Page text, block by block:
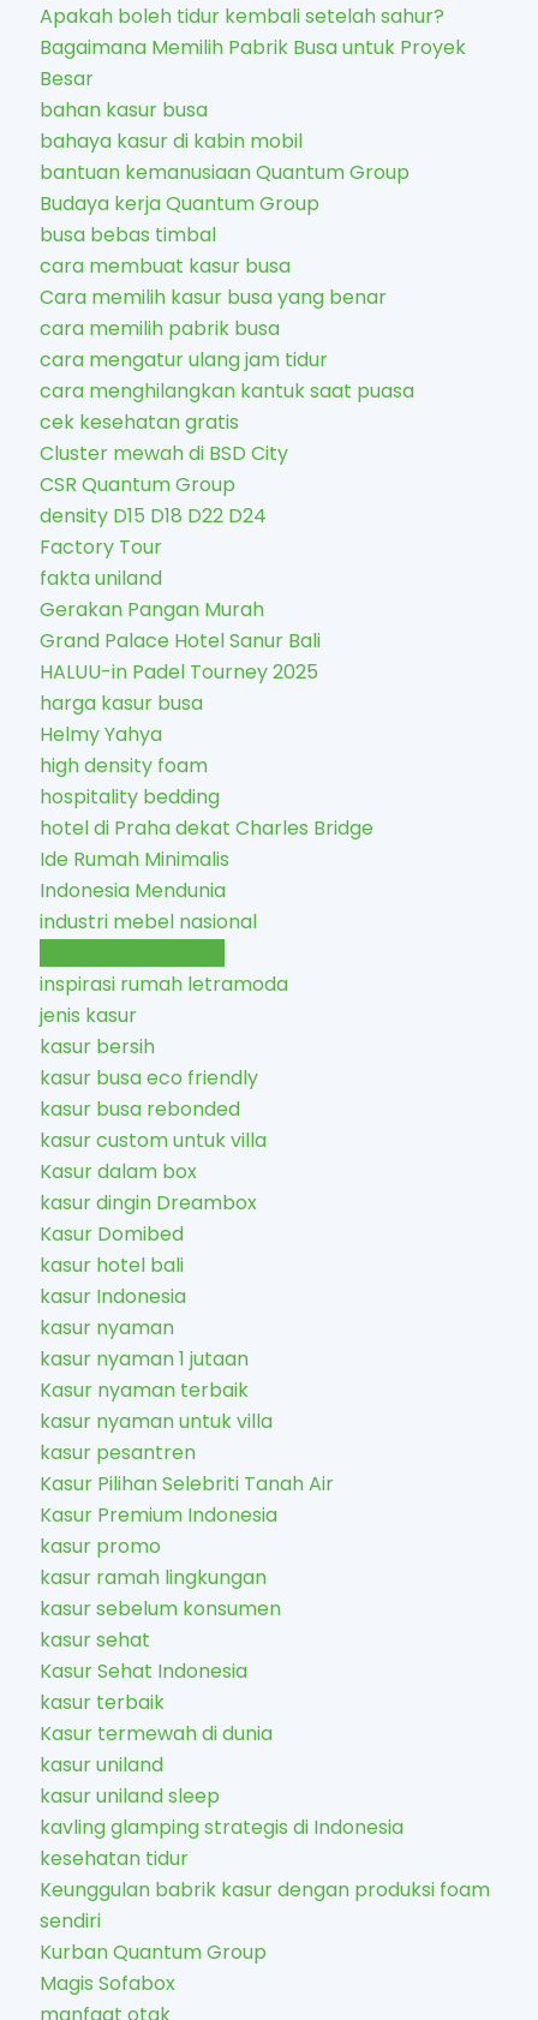
Apakah boleh tidur kembali setelah sahur?
Bagaimana Memilih Pabrik Busa untuk Proyek
Besar
bahan kasur busa
bahaya kasur di kabin mobil
bantuan kemanusiaan Quantum Group
Budaya kerja Quantum Group
busa bebas timbal
cara membuat kasur busa
Cara memilih kasur busa yang benar
cara memilih pabrik busa
cara mengatur ulang jam tidur
cara menghilangkan kantuk saat puasa
cek kesehatan gratis
Cluster mewah di BSD City
CSR Quantum Group
density D15 D18 D22 D24
Factory Tour
fakta uniland
Gerakan Pangan Murah
Grand Palace Hotel Sanur Bali
HALUU-in Padel Tourney 2025
harga kasur busa
Helmy Yahya
high density foam
hospitality bedding
hotel di Praha dekat Charles Bridge
Ide Rumah Minimalis
Indonesia Mendunia
industri mebel nasional
inspirasi rumah letramoda
jenis kasur
kasur bersih
kasur busa eco friendly
kasur busa rebonded
kasur custom untuk villa
Kasur dalam box
kasur dingin Dreambox
Kasur Domibed
kasur hotel bali
kasur Indonesia
kasur nyaman
kasur nyaman 1 jutaan
Kasur nyaman terbaik
kasur nyaman untuk villa
kasur pesantren
Kasur Pilihan Selebriti Tanah Air
Kasur Premium Indonesia
kasur promo
kasur ramah lingkungan
kasur sebelum konsumen
kasur sehat
Kasur Sehat Indonesia
kasur terbaik
Kasur termewah di dunia
kasur uniland
kasur uniland sleep
kavling glamping strategis di Indonesia
kesehatan tidur
Keunggulan babrik kasur dengan produksi foam
sendiri
Kurban Quantum Group
Magis Sofabox
manfaat otak